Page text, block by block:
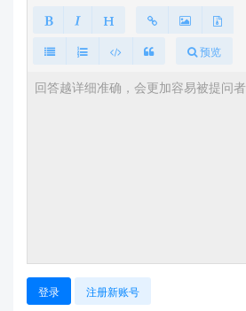
预览
登录 注册新账号